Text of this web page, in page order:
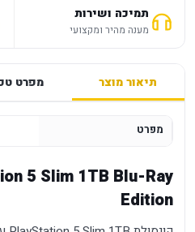
תמיכה ושירות
מענה מהיר ומקצועי
תיאור מוצר מפרט
מפרט
5 Slim 1TB Blu-Ray
Edition